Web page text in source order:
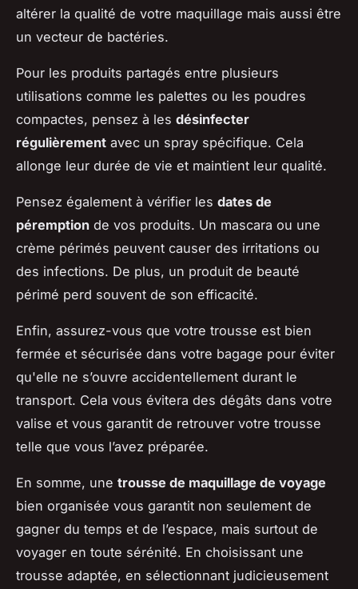
altérer la qualité de votre maquillage mais aussi être
un vecteur de bactéries.
Pour les produits partagés entre plusieurs
utilisations comme les palettes ou les poudres
compactes, pensez à les désinfecter
régulièrement avec un spray spécifique. Cela
allonge leur durée de vie et maintient leur qualité.
Pensez également à vérifier les dates de
péremption de vos produits. Un mascara ou une
crème périmés peuvent causer des irritations ou
des infections. De plus, un produit de beauté
périmé perd souvent de son efficacité.
Enfin, assurez-vous que votre trousse est bien
fermée et sécurisée dans votre bagage pour éviter
qu'elle ne s’ouvre accidentellement durant le
transport. Cela vous évitera des dégâts dans votre
valise et vous garantit de retrouver votre trousse
telle que vous l’avez préparée.
En somme, une trousse de maquillage de voyage
bien organisée vous garantit non seulement de
gagner du temps et de l’espace, mais surtout de
voyager en toute sérénité. En choisissant une
trousse adaptée, en sélectionnant judicieusement